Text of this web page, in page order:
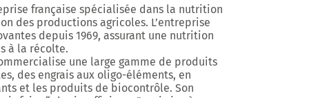
française spécialisée dans la nutrition
des productions agricoles. L’entreprise
depuis 1969, assurant une nutrition
à la récolte.
une large gamme de produits
des engrais aux oligo-éléments, en
et les produits de biocontrôle. Son